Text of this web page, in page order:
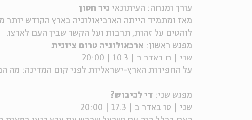
עורך ומנחה: העיתונאי ניר חסון
מאז ומתמיד הייתה הארכיאולוגיה בארץ הקודש יותר
לוהטים על זהות, תרבות ועל הקשר שבין העם לארצו.
מפגש ראשון: ארכאולוגיה טרום ציונית
שני | ח באדר ב | 10.3 | 20:00
על החפירות הארץ-ישראליות לפני קום המדינה: מה
מפגש שני: די לכיבוש?
שני | טו באדר ב | 17.3 | 20:00